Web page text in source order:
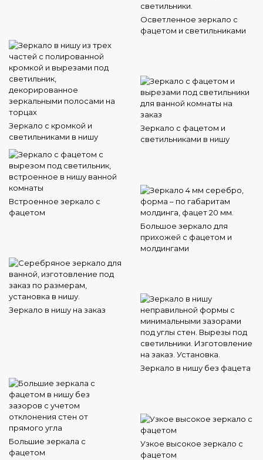
Осветленное зеркало с
фацетом и светильниками
Зеркало с кромкой и
светильниками в нишу
Зеркало с фацетом и
светильниками в нишу
Встроенное зеркало с
фацетом
Большое зеркало для
прихожей с фацетом и
молдингами
Зеркало в нишу на заказ
Зеркало в нишу без фацета
Большие зеркала с
фацетом
Узкое высокое зеркало с
фацетом